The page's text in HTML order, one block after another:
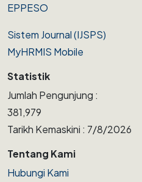
EPPESO
Sistem Journal (IJSPS)
MyHRMIS Mobile
Statistik
Jumlah Pengunjung :
381,979
Tarikh Kemaskini : 7/8/2026
Tentang Kami
Hubungi Kami